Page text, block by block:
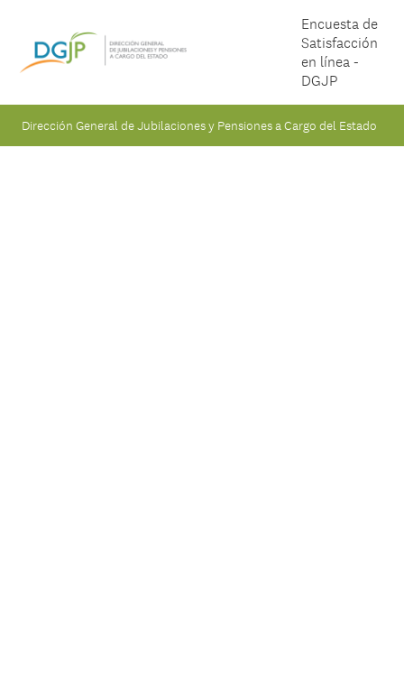
Encuesta de
Satisfacción
en línea -
DGJP
Dirección General de Jubilaciones y Pensiones a Cargo del Estado